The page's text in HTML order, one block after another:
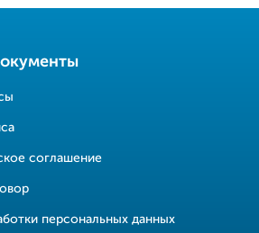
соглашение
персональных данных